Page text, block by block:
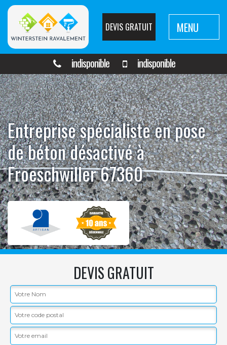
DEVIS GRATUIT MENU
indisponible indisponible
Entreprise spécialiste en pose
de béton désactivé à
Froeschwiller 67360
DEVIS GRATUIT